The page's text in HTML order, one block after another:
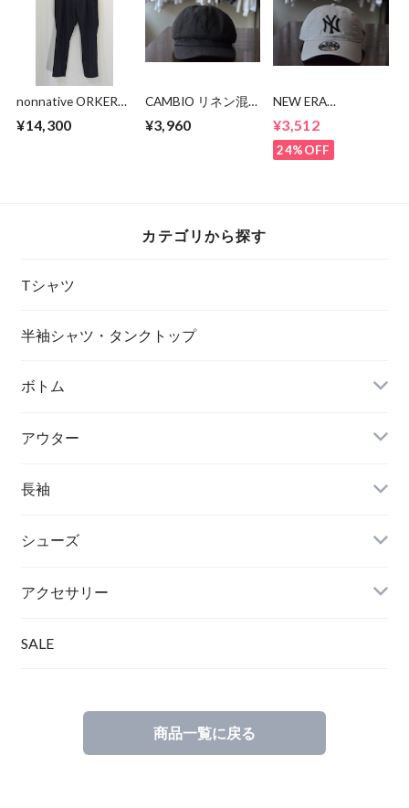
nonnative ORKER
GABARDINE
¥14,300
CAMBIO リネン混
¥3,960
NEW ERA
¥3,512
24%OFF
カテゴリから探す
Tシャツ
半袖シャツ・タンクトップ
ボトム
アウター
長袖
シューズ
アクセサリー
SALE
商品一覧に戻る